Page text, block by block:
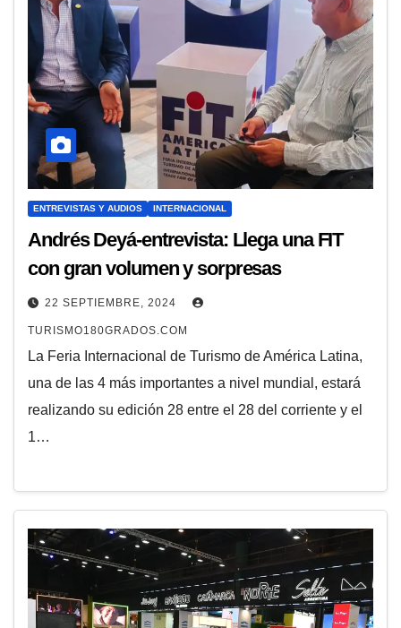
ENTREVISTAS Y AUDIOS INTERNACIONAL
Andrés Deyá-entrevista: Llega una FIT
con gran volumen y sorpresas
22 SEPTIEMBRE, 2024
TURISMO180GRADOS.COM
La Feria Internacional de Turismo de América Latina,
una de las 4 más importantes a nivel mundial, estará
realizando su edición 28 entre el 28 del corriente y el
1…